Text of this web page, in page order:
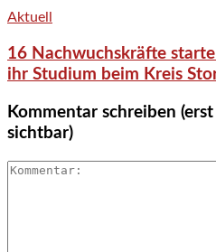
Aktuell
16 Nachwuchskräfte
ihr Studium beim Kreis
Kommentar schreiben
sichtbar)